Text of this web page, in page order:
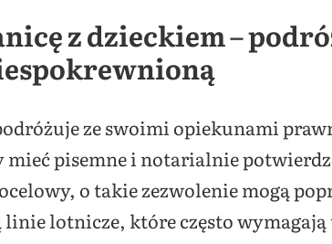
z dzieckiem –
ze swoimi opiekunami
pisemne i notarialnie
o takie zezwolenie mogą
lotnicze, które często